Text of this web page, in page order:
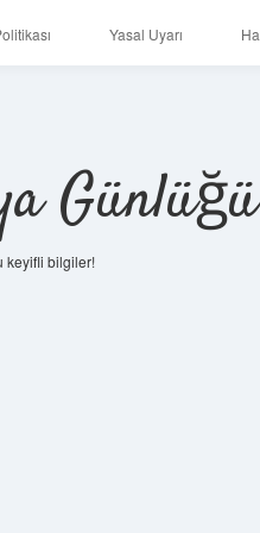
Yasal Uyarı
Günlüğü
keyifli bilgiler!